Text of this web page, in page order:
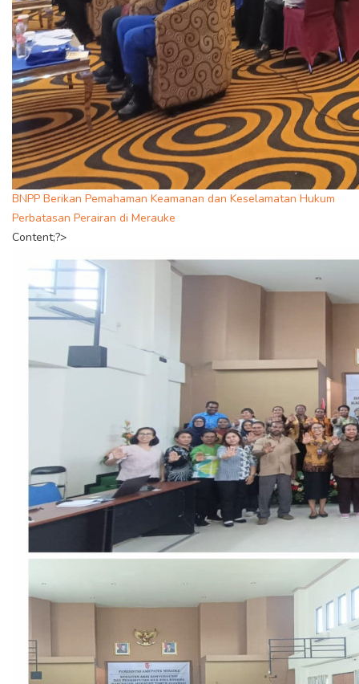
BNPP Berikan Pemahaman Keamanan dan Keselamatan Hukum
Perbatasan Perairan di Merauke
Content;?>